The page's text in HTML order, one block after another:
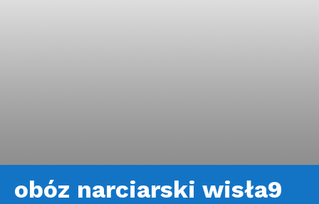
obóz narciarski wisła9